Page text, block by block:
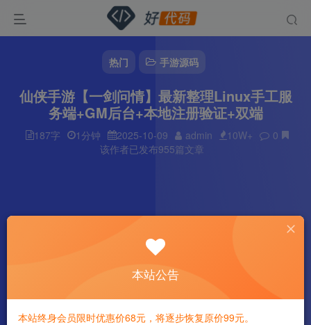
热门 手游源码
仙侠手游【一剑问情】最新整理Linux手工服
务端+GM后台+本地注册验证+双端
187字 1分钟 2025-10-09 admin 10W+
0
该作者已发布955篇文章
本站公告
本站终身会员限时优惠价68元，将逐步恢复原价99元。